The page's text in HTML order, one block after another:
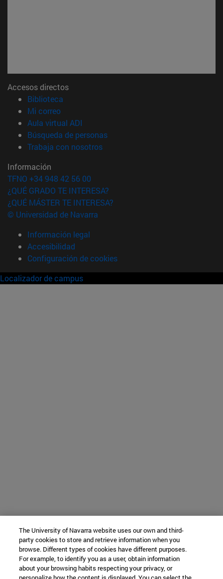
Accesos directos
Biblioteca
Mi correo(abre en nueva ventana)
Aula virtual ADI
Búsqueda de personas(abre en nueva ventana)
Trabaja con nosotros(abre en nueva ventana)
Información
TFNO +34 948 42 56 00
¿QUÉ GRADO TE INTERESA?
¿QUÉ MÁSTER TE INTERESA?
© Universidad de Navarra
Información legal
Accesibilidad
Configuración de cookies
Localizador de campus
The University of Navarra website uses our own and third-
party cookies to store and retrieve information when you
browse. Different types of cookies have different purposes.
For example, to identify you as a user, obtain information
about your browsing habits respecting your privacy, or